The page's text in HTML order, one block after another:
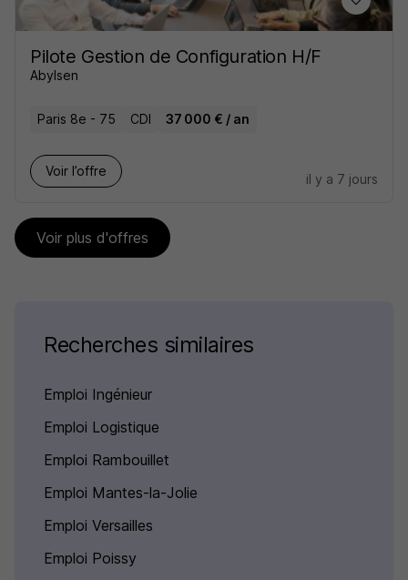
Pilote Gestion de Configuration H/F
Abylsen
Paris 8e - 75 CDI 37 000 € / an
Voir l’offre
il y a 7 jours
Voir plus d'offres
Recherches similaires
Emploi Ingénieur
Emploi Logistique
Emploi Rambouillet
Emploi Mantes-la-Jolie
Emploi Versailles
Emploi Poissy